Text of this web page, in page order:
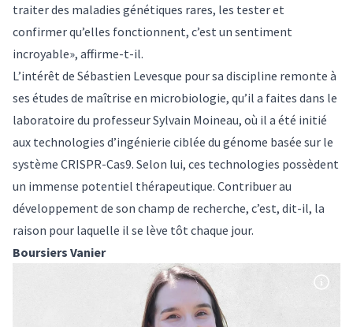
traiter des maladies génétiques rares, les tester et
confirmer qu’elles fonctionnent, c’est un sentiment
incroyable», affirme-t-il.
L’intérêt de Sébastien Levesque pour sa discipline remonte à
ses études de maîtrise en microbiologie, qu’il a faites dans le
laboratoire du professeur Sylvain Moineau, où il a été initié
aux technologies d’ingénierie ciblée du génome basée sur le
système CRISPR-Cas9. Selon lui, ces technologies possèdent
un immense potentiel thérapeutique. Contribuer au
développement de son champ de recherche, c’est, dit-il, la
raison pour laquelle il se lève tôt chaque jour.
Boursiers Vanier